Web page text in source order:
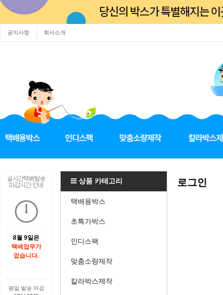
공지사항 회사소개
8월 9일은
택배업무가
없습니다.
평일 발송 마감
상품 카테고리
택배용박스
초특가박스
인디스팩
맞춤소량제작
칼라박스제작
로그인